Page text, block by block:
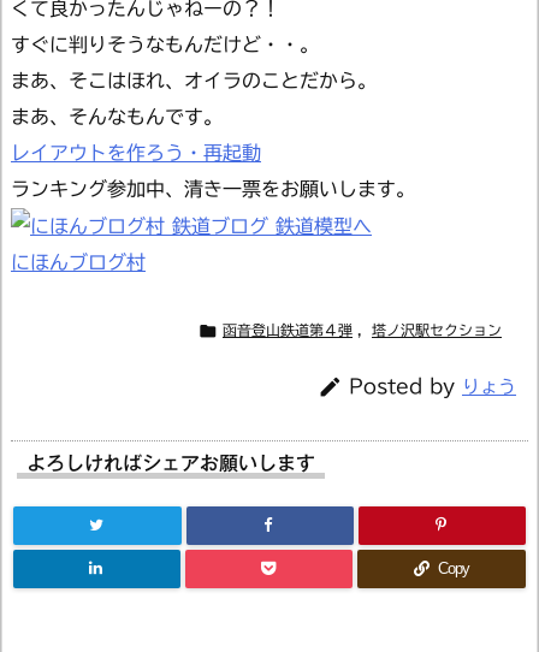
くて良かったんじゃねーの？！
すぐに判りそうなもんだけど・・。
まあ、そこはほれ、オイラのことだから。
まあ、そんなもんです。
レイアウトを作ろう・再起動
ランキング参加中、清き一票をお願いします。
にほんブログ村
 函音登山鉄道第４弾 塔ノ沢駅セクション
 Posted by りょう
よろしければシェアお願いします
Copy